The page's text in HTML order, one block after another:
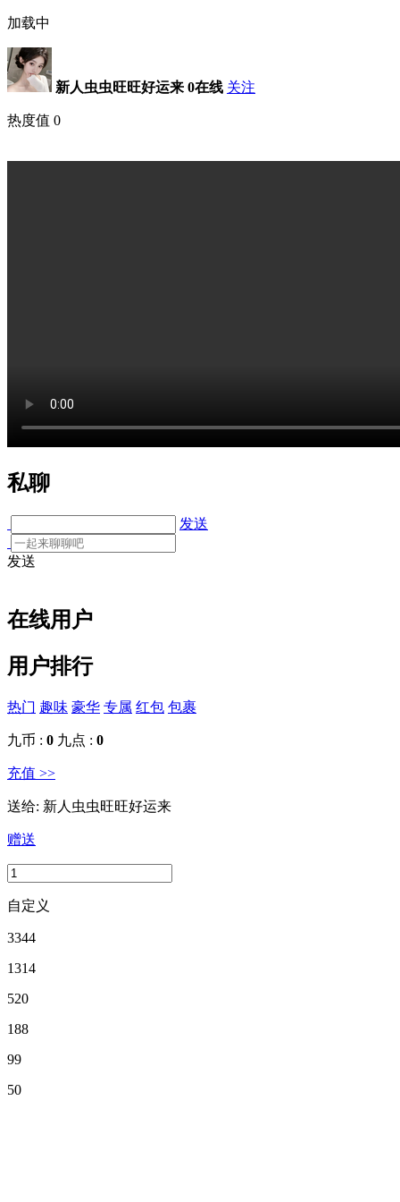
加载中
新人虫虫旺旺好运来 0在线 关注
热度值 0
私聊
发送
发送
在线用户
用户排行
热门 趣味 豪华 专属 红包 包裹
九币 : 0 九点 : 0
充值 >>
送给: 新人虫虫旺旺好运来
赠送
自定义
3344
1314
520
188
99
50